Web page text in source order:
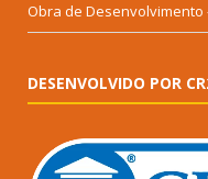
Obra de Desenvolvimento
DESENVOLVIDO POR